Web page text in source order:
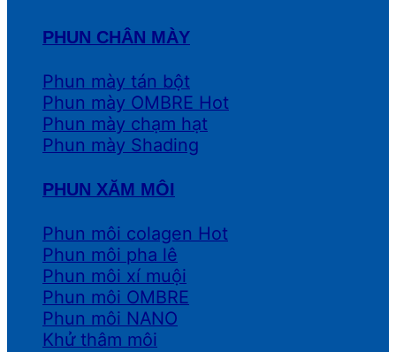
PHUN CHÂN MÀY
Phun mày tán bột
Phun mày OMBRE
Phun mày chạm hạt
Phun mày Shading
PHUN XĂM MÔI
Phun môi colagen
Phun môi pha lê
Phun môi xí muội
Phun môi OMBRE
Phun môi NANO
Khử thâm môi